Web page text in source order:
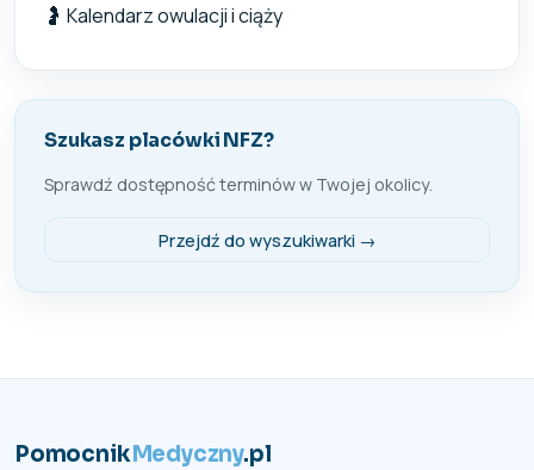
🤰 Kalendarz owulacji i ciąży
Szukasz placówki NFZ?
Sprawdź dostępność terminów w Twojej okolicy.
Przejdź do wyszukiwarki →
PomocnikMedyczny.pl